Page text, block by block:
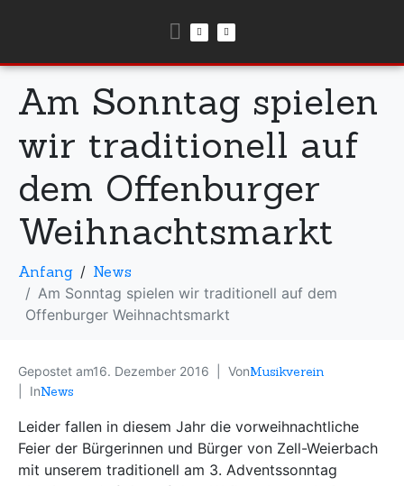
Am Sonntag spielen
wir traditionell auf
dem Offenburger
Weihnachtsmarkt
Anfang
News
Am Sonntag spielen wir traditionell auf dem
Offenburger Weihnachtsmarkt
Gepostet am16. Dezember 2016 VonMusikverein
InNews
Leider fallen in diesem Jahr die vorweihnachtliche
Feier der Bürgerinnen und Bürger von Zell-Weierbach
mit unserem traditionell am 3. Adventssonntag